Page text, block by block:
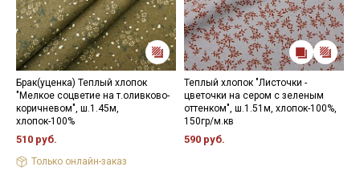
Брак(уценка) Теплый хлопок
"Мелкое соцветие на т.оливково-
коричневом", ш.1.45м,
хлопок-100%
510 руб.
Только онлайн-заказ
Теплый хлопок "Листочки -
цветочки на сером с зеленым
оттенком", ш.1.51м, хлопок-100%,
150гр/м.кв
590 руб.